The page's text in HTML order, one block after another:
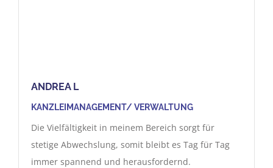
ANDREA L
KANZLEIMANAGEMENT/ VERWALTUNG
Die Vielfältigkeit in meinem Bereich sorgt für
stetige Abwechslung, somit bleibt es Tag für Tag
immer spannend und herausfordernd.